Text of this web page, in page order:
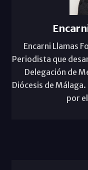
Encarni Llamas
Periodista que
Delegación de
Diócesis de
por